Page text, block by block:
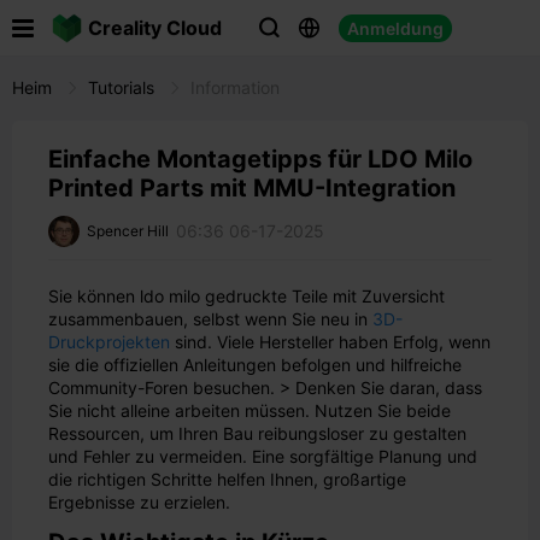
Creality Cloud   Anmeldung
Heim Tutorials
Einfache Montagetipps für LDO Milo
Printed Parts mit MMU-Integration
Spencer Hill 06:36 06-17-2025
Sie können ldo milo gedruckte Teile mit Zuversicht
zusammenbauen, selbst wenn Sie neu in 3D-
Druckprojekten sind. Viele Hersteller haben Erfolg, wenn
sie die offiziellen Anleitungen befolgen und hilfreiche
Community-Foren besuchen. > Denken Sie daran, dass
Sie nicht alleine arbeiten müssen. Nutzen Sie beide
Ressourcen, um Ihren Bau reibungsloser zu gestalten
und Fehler zu vermeiden. Eine sorgfältige Planung und
die richtigen Schritte helfen Ihnen, großartige
Ergebnisse zu erzielen.